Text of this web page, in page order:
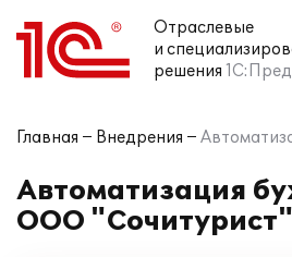
Отраслевые
и
решения
Главная Внедрения
Автоматизация
ООО "Сочитурист"